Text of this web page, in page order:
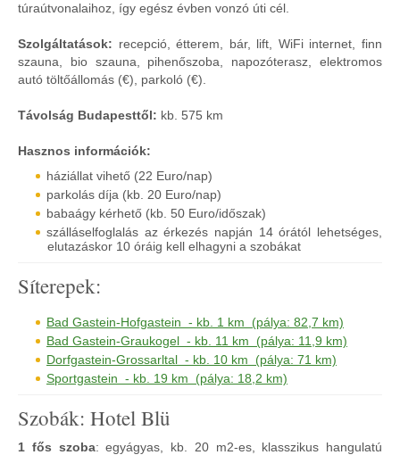
túraútvonalaihoz, így egész évben vonzó úti cél.
Szolgáltatások: recepció, étterem, bár, lift, WiFi internet, finn
szauna, bio szauna, pihenőszoba, napozóterasz, elektromos
autó töltőállomás (€), parkoló (€).
Távolság Budapesttől: kb. 575 km
Hasznos információk:
háziállat vihető (22 Euro/nap)
parkolás díja (kb. 20 Euro/nap)
babaágy kérhető (kb. 50 Euro/időszak)
szálláselfoglalás az érkezés napján 14 órától lehetséges,
elutazáskor 10 óráig kell elhagyni a szobákat
Síterepek:
Bad Gastein-Hofgastein - kb. 1 km (pálya: 82,7 km)
Bad Gastein-Graukogel - kb. 11 km (pálya: 11,9 km)
Dorfgastein-Grossarltal - kb. 10 km (pálya: 71 km)
Sportgastein - kb. 19 km (pálya: 18,2 km)
Szobák: Hotel Blü
1 fős szoba: egyágyas, kb. 20 m2-es, klasszikus hangulatú